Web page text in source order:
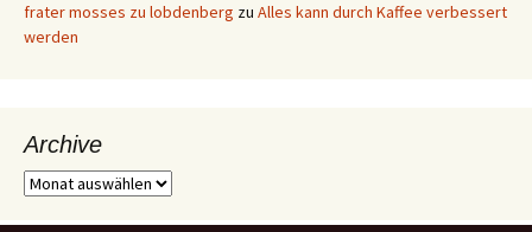
frater mosses zu lobdenberg zu Alles kann durch Kaffee verbessert
werden
Archive
Archive